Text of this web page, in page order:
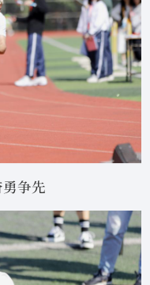
争先